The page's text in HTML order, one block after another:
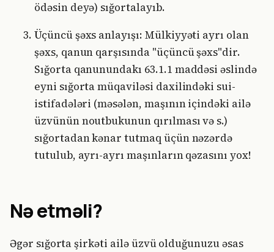
ödəsin deyə) sığortalayıb.
Üçüncü şəxs anlayışı: Mülkiyyəti ayrı olan
şəxs, qanun qarşısında "üçüncü şəxs"dir.
Sığorta qanunundakı 63.1.1 maddəsi əslində
eyni sığorta müqaviləsi daxilindəki sui-
istifadələri (məsələn, maşının içindəki ailə
üzvünün noutbukunun qırılması və s.)
sığortadan kənar tutmaq üçün nəzərdə
tutulub, ayrı-ayrı maşınların qəzasını yox!
Nə etməli?
Əgər sığorta şirkəti ailə üzvü olduğunuzu əsas